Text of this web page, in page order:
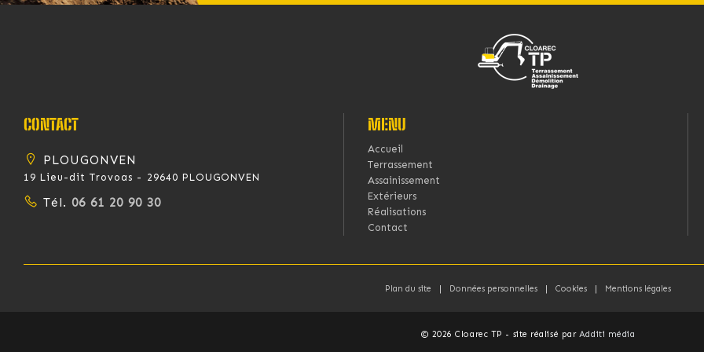
CONTACT
PLOUGONVEN
19 Lieu-dit Trovoas - 29640 PLOUGONVEN
Tél. 06 61 20 90 30
MENU
Accueil
Terrassement
Assainissement
Extérieurs
Réalisations
Contact
Plan du site Données personnelles Cookies Mentions légales
© 2026 Cloarec TP - site réalisé par Additi média